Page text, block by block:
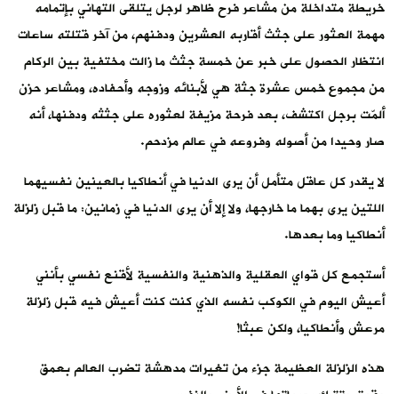
خريطة متداخلة من مشاعر فرح ظاهر لرجل يتلقى التهاني بإتمامه
مهمة العثور على جثث أقاربه العشرين ودفنهم، من آخر قتلته ساعات
انتظار الحصول على خبر عن خمسة جثث ما زالت مختفية بين الركام
من مجموع خمس عشرة جثة هي لأبنائه وزوجه وأحفاده، ومشاعر حزن
ألمّت برجل اكتشف، بعد فرحة مزيفة لعثوره على جثثه ودفنها، أنه
صار وحيدا من أصوله وفروعه في عالم مزدحم.
لا يقدر كل عاقل متأمل أن يرى الدنيا في أنطاكيا بالعينين نفسيهما
اللتين يرى بهما ما خارجها، ولا إلا أن يرى الدنيا في زمانين: ما قبل زلزلة
أنطاكيا وما بعدها.
أستجمع كل قواي العقلية والذهنية والنفسية لأقنع نفسي بأنني
أعيش اليوم في الكوكب نفسه الذي كنت كنت أعيش فيه قبل زلزلة
مرعش وأنطاكيا، ولكن عبثا!
هذه الزلزلة العظيمة جزء من تغيرات مدهشة تضرب العالم بعمق